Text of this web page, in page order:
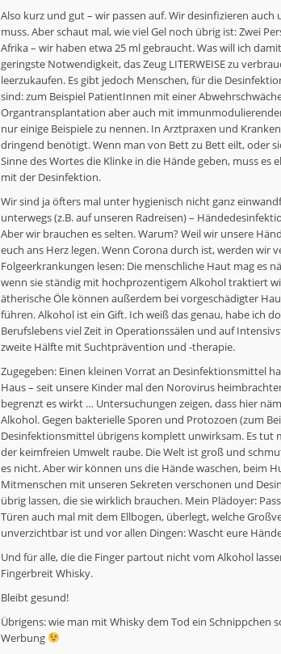
Also kurz und gut – wir passen auf. Wir desinfizieren auch
muss. Aber schaut mal, wie viel Gel noch übrig ist: Zwei
Afrika – wir haben etwa 25 ml gebraucht. Was will ich
geringste Notwendigkeit, das Zeug LITERWEISE zu
leerzukaufen. Es gibt jedoch Menschen, für die
sind: zum Beispiel PatientInnen mit einer
Organtransplantation aber auch mit
nur einige Beispiele zu nennen. In Arztpraxen und
dringend benötigt. Wenn man von Bett zu Bett eilt, oder
Sinne des Wortes die Klinke in die Hände geben, muss es
mit der Desinfektion.
Wir sind ja öfters mal unter hygienisch nicht ganz
unterwegs (z.B. auf unseren Radreisen) –
Aber wir brauchen es selten. Warum? Weil wir unsere
euch ans Herz legen. Wenn Corona durch ist, werden wir
Folgeerkrankungen lesen: Die menschliche Haut mag es
wenn sie ständig mit hochprozentigem Alkohol traktiert
ätherische Öle können außerdem bei vorgeschädigter
führen. Alkohol ist ein Gift. Ich weiß das genau, habe ich
Berufslebens viel Zeit in Operationssälen und auf
zweite Hälfte mit Suchtprävention und -therapie.
Zugegeben: Einen kleinen Vorrat an Desinfektionsmittel
Haus – seit unsere Kinder mal den Norovirus
begrenzt es wirkt … Untersuchungen zeigen, dass hier
Alkohol. Gegen bakterielle Sporen und Protozoen (zum
Desinfektionsmittel übrigens komplett unwirksam. Es tut
der keimfreien Umwelt raube. Die Welt ist groß und
es nicht. Aber wir können uns die Hände waschen, beim
Mitmenschen mit unseren Sekreten verschonen und
übrig lassen, die sie wirklich brauchen. Mein Plädoyer:
Türen auch mal mit dem Ellbogen, überlegt, welche
unverzichtbar ist und vor allen Dingen: Wascht eure
Und für alle, die die Finger partout nicht vom Alkohol
Fingerbreit Whisky.
Bleibt gesund!
Übrigens: wie man mit Whisky dem Tod ein Schnippchen
Werbung